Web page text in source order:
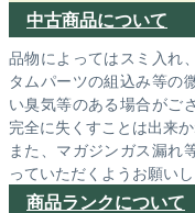
中古商品について
品物によってはスミ入れ
タムパーツの組込み等の
い臭気等のある場合がご
完全に失くすことは出来
また、マガジンガス漏れ
っていただくようお願いし
商品ランクについて